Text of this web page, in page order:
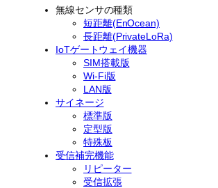
無線センサの種類
短距離(EnOcean)
長距離(PrivateLoRa)
IoTゲートウェイ機器
SIM搭載版
Wi-Fi版
LAN版
サイネージ
標準版
定型版
特殊板
受信補完機能
リピーター
受信拡張